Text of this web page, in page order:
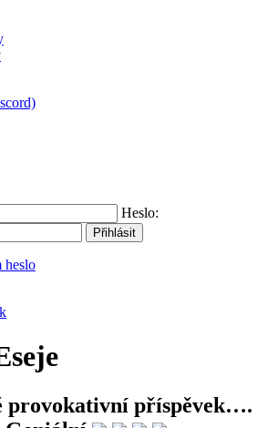
Heslo:
heslo
provokativní příspěvek….